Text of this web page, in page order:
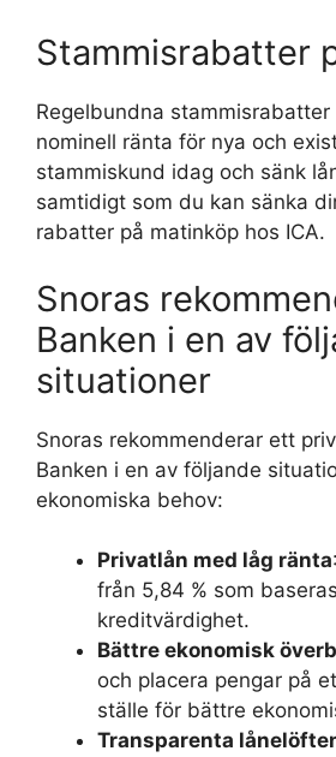
Stammisrabatter
Regelbundna
nominell ränta för nya och
stammiskund idag och sänk
samtidigt som du kan sänka
rabatter på matinköp hos ICA.
Snoras
Banken i en av
situationer
Snoras rekommenderar ett
Banken i en av följande
ekonomiska behov:
Privatlån med låg ränta
från 5,84 % som
kreditvärdighet.
Bättre ekonomisk
och placera pengar på
ställe för bättre
Transparenta